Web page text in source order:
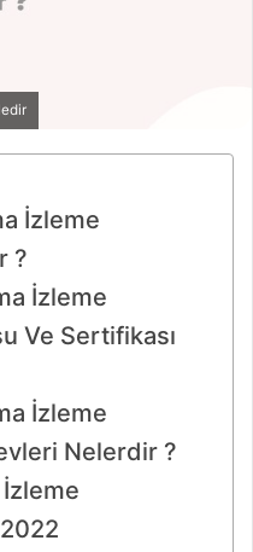
İzleme
?
İzleme
Ve Sertifikası
İzleme
Nelerdir ?
İzleme